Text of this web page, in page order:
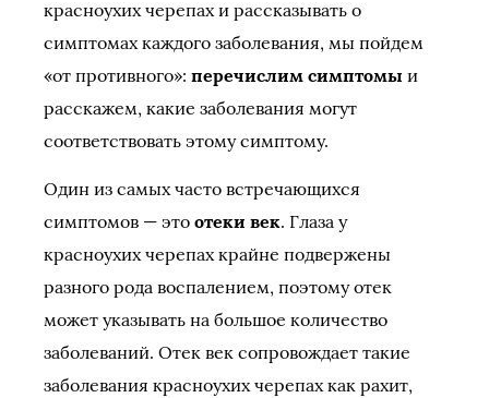
красноухих черепах и рассказывать о
симптомах каждого заболевания, мы пойдем
«от противного»: перечислим симптомы и
расскажем, какие заболевания могут
соответствовать этому симптому.
Один из самых часто встречающихся
симптомов — это отеки век. Глаза у
красноухих черепах крайне подвержены
разного рода воспалением, поэтому отек
может указывать на большое количество
заболеваний. Отек век сопровождает такие
заболевания красноухих черепах как рахит,